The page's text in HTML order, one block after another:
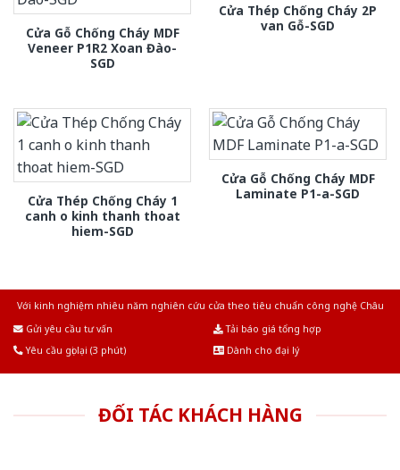
Cửa Gỗ Chống Cháy MDF
Veneer P1R2 Xoan Đào-
SGD
Cửa Thép Chống Cháy 2P
van Gỗ-SGD
Cửa Thép Chống Cháy 1
canh o kinh thanh thoat
hiem-SGD
Cửa Gỗ Chống Cháy MDF
Laminate P1-a-SGD
Với kinh nghiệm nhiêu năm nghiên cứu cửa theo tiêu chuẩn công nghệ Châu
Gửi yêu cầu tư vấn
Tải báo giá tổng hợp
Yêu cầu gọi lại (3 phút)
Dành cho đại lý
ĐỐI TÁC KHÁCH HÀNG